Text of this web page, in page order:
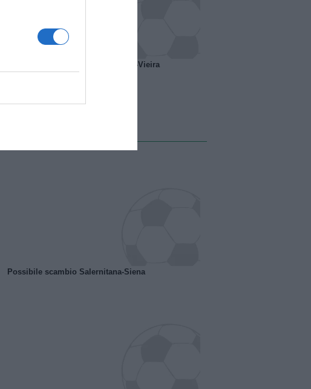
A gennaio ipotesi scambio Davids-Vieira
Possibile scambio Salernitana-Siena